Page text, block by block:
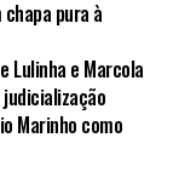
pura à
Lulinha e Marcola
Marinho como